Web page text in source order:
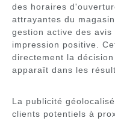
des horaires
attrayantes du
gestion active des
impression positive.
directement la
apparaît dans les
La publicité
clients potentiels à